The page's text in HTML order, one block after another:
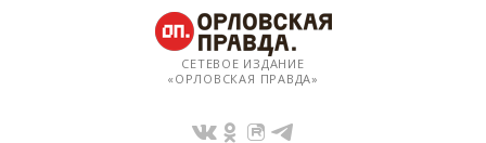
СЕТЕВОЕ ИЗДАНИЕ
«ОРЛОВСКАЯ ПРАВДА»